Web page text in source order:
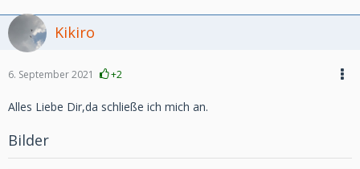
Kikiro
6. September 2021 +2
Alles Liebe Dir,da schließe ich mich an.
Bilder